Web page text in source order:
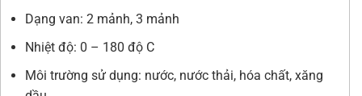
Dạng van: 2 mảnh, 3 mảnh
Nhiệt độ: 0 – 180 độ C
Môi trường sử dụng: nước, nước thải, hóa chất, xăng